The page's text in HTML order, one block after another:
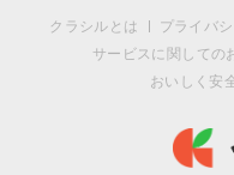
クラシルとは プライバ
サービスに関しての
おいしく安